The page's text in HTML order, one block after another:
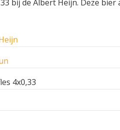
bij de Albert Heijn. Deze
4x0,33